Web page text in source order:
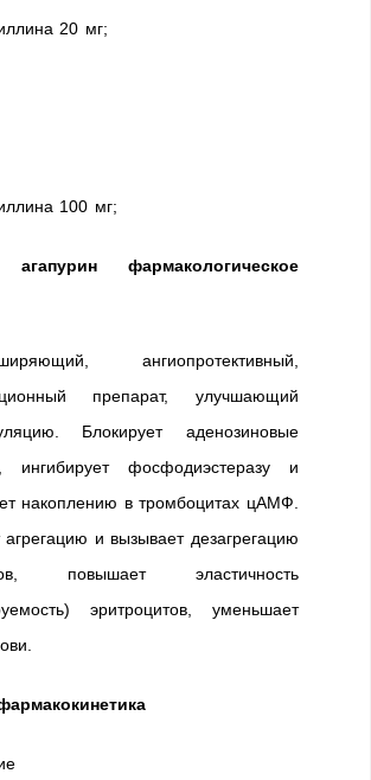
20 мг;
100 мг;
агапурин фармакологическое
ангиопротективный,
препарат, улучшающий
Блокирует аденозиновые
ингибирует фосфодиэстеразу и
накоплению в тромбоцитах цАМФ.
и вызывает дезагрегацию
повышает эластичность
эритроцитов, уменьшает